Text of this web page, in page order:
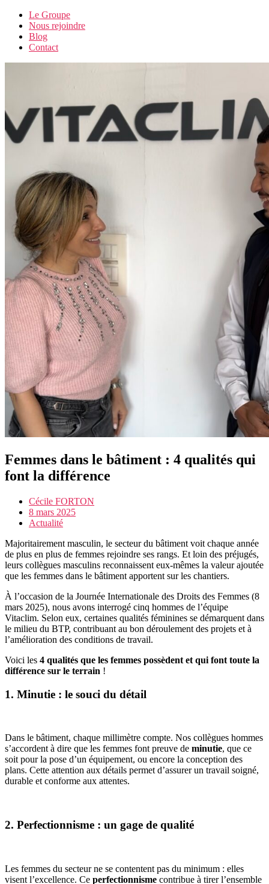
Le Groupe
Nous rejoindre
Blog
Contact
Femmes dans le bâtiment : 4 qualités qui
font la différence
Cécile FORTON
8 mars 2025
Actualité
Majoritairement masculin, le secteur du bâtiment voit chaque année
de plus en plus de femmes rejoindre ses rangs. Et loin des préjugés,
leurs collègues masculins reconnaissent eux-mêmes la valeur ajoutée
que les femmes dans le bâtiment apportent sur les chantiers.
À l’occasion de la Journée Internationale des Droits des Femmes (8
mars 2025), nous avons interrogé cinq hommes de l’équipe
Vitaclim. Selon eux, certaines qualités féminines se démarquent dans
le milieu du BTP, contribuant au bon déroulement des projets et à
l’amélioration des conditions de travail.
Voici les 4 qualités que les femmes possèdent et qui font toute la
différence sur le terrain !
1. Minutie : le souci du détail
Dans le bâtiment, chaque millimètre compte. Nos collègues hommes
s’accordent à dire que les femmes font preuve de minutie, que ce
soit pour la pose d’un équipement, ou encore la conception des
plans. Cette attention aux détails permet d’assurer un travail soigné,
durable et conforme aux attentes.
2. Perfectionnisme : un gage de qualité
Les femmes du secteur ne se contentent pas du minimum : elles
visent l’excellence. Ce perfectionnisme contribue à tirer l’ensemble